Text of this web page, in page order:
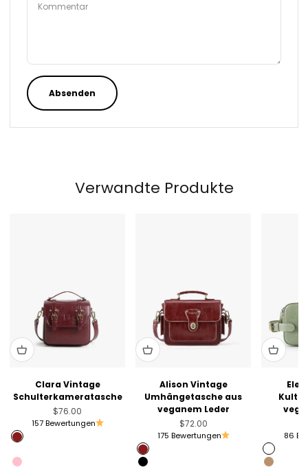
Kommentar
Absenden
Verwandte Produkte
Clara Vintage
Schulterkameratasche
Angebot
$76.00
157 Bewertungen
Angola Red
Muted Lilac
Pink
Alison Vintage
Umhängetasche aus
veganem Leder
Angebot
$72.00
175 Bewertungen
Angola Red
Black
86
Sage
Golden